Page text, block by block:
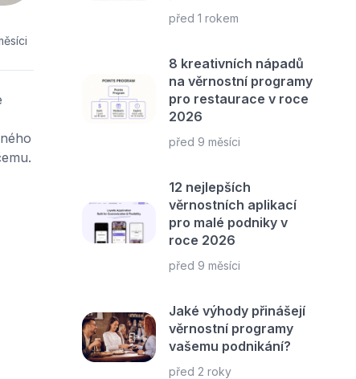
před 1 rokem
8 kreativních nápadů
na věrnostní programy
pro restaurace v roce
2026
před 9 měsíci
12 nejlepších
věrnostních aplikací
pro malé podniky v
roce 2026
před 9 měsíci
Jaké výhody přinášejí
věrnostní programy
vašemu podnikání?
před 2 roky